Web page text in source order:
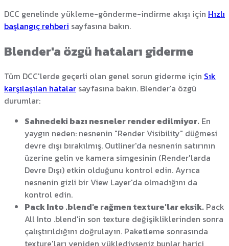
DCC genelinde yükleme-gönderme-indirme akışı için Hızlı
başlangıç rehberi sayfasına bakın.
Blender'a özgü hataları giderme
Tüm DCC'lerde geçerli olan genel sorun giderme için Sık
karşılaşılan hatalar sayfasına bakın. Blender'a özgü
durumlar:
Sahnedeki bazı nesneler render edilmiyor. En
yaygın neden: nesnenin "Render Visibility" düğmesi
devre dışı bırakılmış. Outliner'da nesnenin satırının
üzerine gelin ve kamera simgesinin (Render'larda
Devre Dışı) etkin olduğunu kontrol edin. Ayrıca
nesnenin gizli bir View Layer'da olmadığını da
kontrol edin.
Pack Into .blend'e rağmen texture'lar eksik. Pack
All Into .blend'in son texture değişikliklerinden sonra
çalıştırıldığını doğrulayın. Paketleme sonrasında